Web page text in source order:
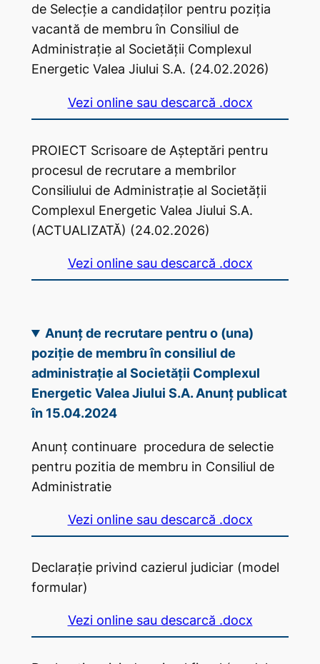
de Selecție a candidaților pentru poziția
vacantă de membru în Consiliul de
Administrație al Societății Complexul
Energetic Valea Jiului S.A. (24.02.2026)
Vezi online sau descarcă .docx
PROIECT Scrisoare de Așteptări pentru
procesul de recrutare a membrilor
Consiliului de Administrație al Societății
Complexul Energetic Valea Jiului S.A.
(ACTUALIZATĂ) (24.02.2026)
Vezi online sau descarcă .docx
Anunț de recrutare pentru o (una)
poziție de membru în consiliul de
administrație al Societății Complexul
Energetic Valea Jiului S.A. Anunț publicat
în 15.04.2024
Anunț continuare procedura de selectie
pentru pozitia de membru in Consiliul de
Administratie
Vezi online sau descarcă .docx
Declarație privind cazierul judiciar (model
formular)
Vezi online sau descarcă .docx